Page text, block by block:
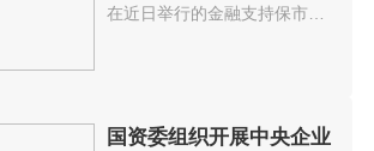
国资委组织开展中央企业